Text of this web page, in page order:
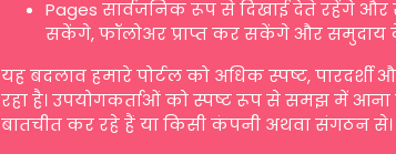
Pages सार्वजनिक रूप से दिखाई देते रहेंगे और
सकेंगे, फॉलोअर प्राप्त कर सकेंगे और समुदाय
यह बदलाव हमारे पोर्टल को अधिक स्पष्ट, पारदर्शी
रहा है। उपयोगकर्ताओं को स्पष्ट रूप से समझ में आना
बातचीत कर रहे हैं या किसी कंपनी अथवा संगठन से।